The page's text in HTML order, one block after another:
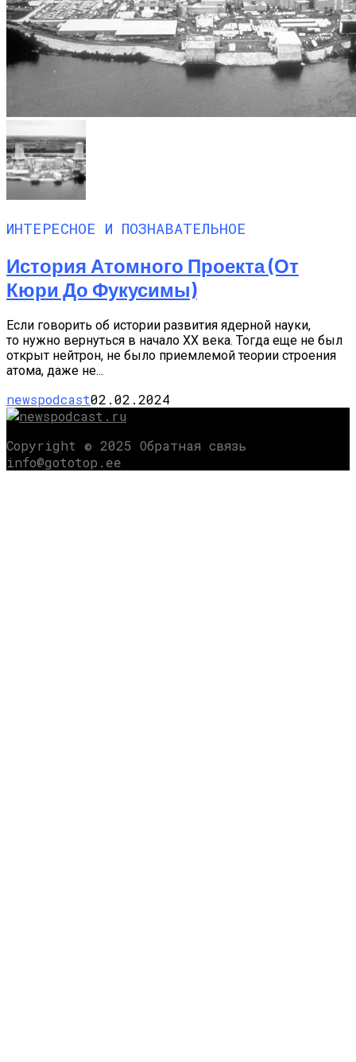
ИНТЕРЕСНОЕ И ПОЗНАВАТЕЛЬНОЕ
История Атомного Проекта (от
Кюри До Фукусимы)
Если говорить об истории развития ядерной науки,
то нужно вернуться в начало XX века. Тогда еще не был
открыт нейтрон, не было приемлемой теории строения
атома, даже не...
newspodcast02.02.2024
Copyright © 2025 Обратная связь
info@gototop.ee